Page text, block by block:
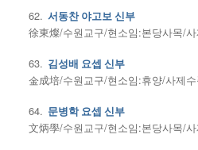
62. 서동찬 야고보 신부
徐東燦/수원교구/현소임:본당사목/
63. 김성배 요셉 신부
金成培/수원교구/현소임:휴양/사제
64. 문병학 요셉 신부
文炳學/수원교구/현소임:본당사목/